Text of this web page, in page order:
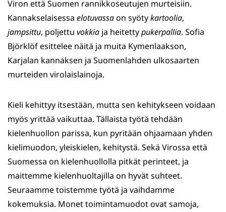
Viron että Suomen rannikkoseutujen murteisiin.
Kannakselaisessa elotuvassaon syötykartoolia,
jampsittu, poljettu vokkia ja heitettypukerpallia. Sofia
Björklöf esittelee näitä ja muita Kymenlaakson,
Karjalan kannaksen ja Suomenlahden ulkosaarten
murteiden virolaislainoja.
Kieli kehittyy itsestään, mutta sen kehitykseen voidaan
myös yrittää vaikuttaa. Tällaista työtä tehdään
kielenhuollon parissa, kun pyritään ohjaamaan yhden
kielimuodon, yleiskielen, kehitystä. Sekä Virossa että
Suomessa on kielenhuollolla pitkät perinteet, ja
maittemme kielenhuoltajilla on hyvät suhteet.
Seuraamme toistemme työtä ja vaihdamme
kokemuksia. Monet toimintamuodot ovat samoja,